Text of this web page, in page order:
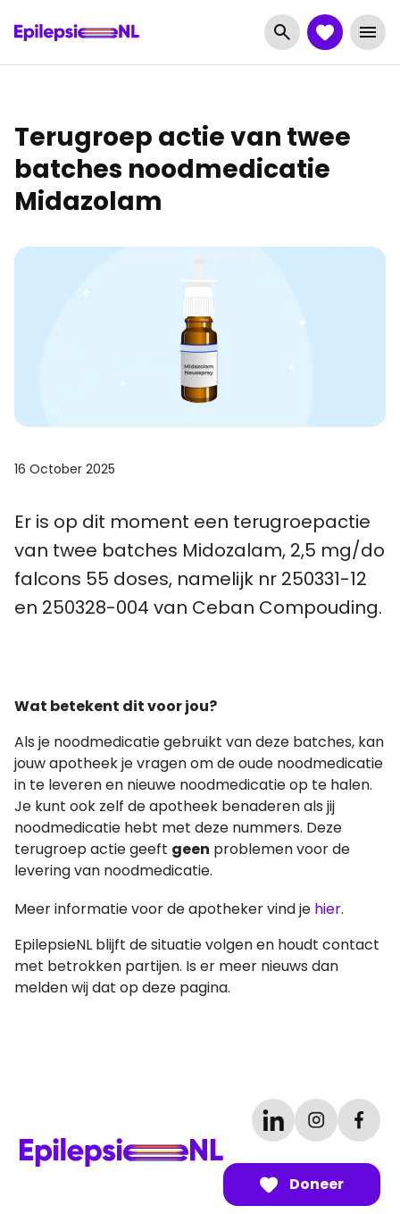
Terugroep actie van twee
batches noodmedicatie
Midazolam
16 October 2025
Er is op dit moment een terugroepactie
van twee batches Midozalam, 2,5 mg/do
falcons 55 doses, namelijk nr 250331-12
en 250328-004 van Ceban Compouding.
Wat betekent dit voor jou?
Als je noodmedicatie gebruikt van deze batches, kan
jouw apotheek je vragen om de oude noodmedicatie
in te leveren en nieuwe noodmedicatie op te halen.
Je kunt ook zelf de apotheek benaderen als jij
noodmedicatie hebt met deze nummers. Deze
terugroep actie geeft geen problemen voor de
levering van noodmedicatie.
Meer informatie voor de apotheker vind je hier.
EpilepsieNL blijft de situatie volgen en houdt contact
met betrokken partijen. Is er meer nieuws dan
melden wij dat op deze pagina.
Doneer